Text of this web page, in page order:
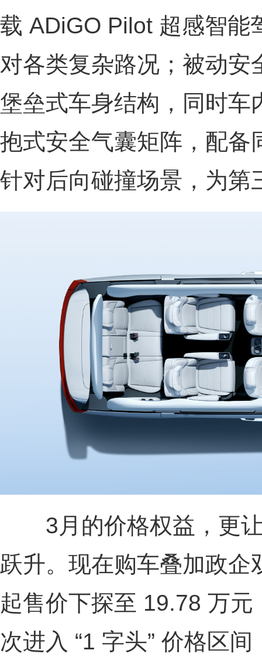
载 ADiGO Pilot 超感智能
对各类复杂路况；被动
堡垒式车身结构，同时车
抱式安全气囊矩阵，配备
针对后向碰撞场景，为第
3月的价格权益，更让
跃升。现在购车叠加政
起售价下探至 19.78 万
次进入 “1 字头” 价格区